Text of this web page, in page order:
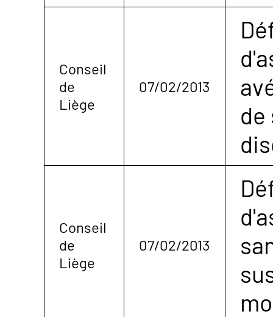
Conseil
de
Liège
07/02/2013
de
Conseil
de
Liège
07/02/2013